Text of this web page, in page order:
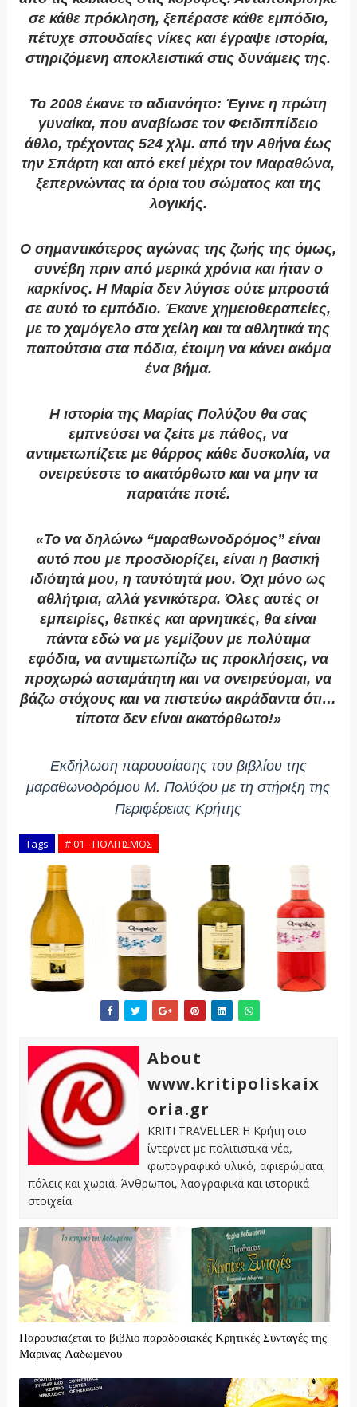
σε κάθε πρόκληση, ξεπέρασε κάθε εμπόδιο,
πέτυχε σπουδαίες νίκες και έγραψε ιστορία,
στηριζόμενη αποκλειστικά στις δυνάμεις της.
Το 2008 έκανε το αδιανόητο: Έγινε η πρώτη
γυναίκα, που αναβίωσε τον Φειδιππίδειο
άθλο, τρέχοντας 524 χλμ. από την Αθήνα έως
την Σπάρτη και από εκεί μέχρι τον Μαραθώνα,
ξεπερνώντας τα όρια του σώματος και της
λογικής.
Ο σημαντικότερος αγώνας της ζωής της όμως,
συνέβη πριν από μερικά χρόνια και ήταν ο
καρκίνος. Η Μαρία δεν λύγισε ούτε μπροστά
σε αυτό το εμπόδιο. Έκανε χημειοθεραπείες,
με το χαμόγελο στα χείλη και τα αθλητικά της
παπούτσια στα πόδια, έτοιμη να κάνει ακόμα
ένα βήμα.
Η ιστορία της Μαρίας Πολύζου θα σας
εμπνεύσει να ζείτε με πάθος, να
αντιμετωπίζετε με θάρρος κάθε δυσκολία, να
ονειρεύεστε το ακατόρθωτο και να μην τα
παρατάτε ποτέ.
«Το να δηλώνω “μαραθωνοδρόμος” είναι
αυτό που με προσδιορίζει, είναι η βασική
ιδιότητά μου, η ταυτότητά μου. Όχι μόνο ως
αθλήτρια, αλλά γενικότερα. Όλες αυτές οι
εμπειρίες, θετικές και αρνητικές, θα είναι
πάντα εδώ να με γεμίζουν με πολύτιμα
εφόδια, να αντιμετωπίζω τις προκλήσεις, να
προχωρώ ασταμάτητη και να ονειρεύομαι, να
βάζω στόχους και να πιστεύω ακράδαντα ότι…
τίποτα δεν είναι ακατόρθωτο!»
Εκδήλωση παρουσίασης του βιβλίου της
μαραθωνοδρόμου Μ. Πολύζου με τη στήριξη της
Περιφέρειας Κρήτης
Tags # 01 - ΠΟΛΙΤΙΣΜΟΣ
About
www.kritipoliskaix
oria.gr
KRITI TRAVELLER Η Κρήτη στο
ίντερνετ με πολιτιστικά νέα,
φωτογραφικό υλικό, αφιερώματα,
πόλεις και χωριά, Άνθρωποι, λαογραφικά και ιστορικά
στοιχεία
Παρουσιαζεται το βιβλιο παραδοσιακές Κρητικές Συνταγές της
Μαρινας Λαδωμενου